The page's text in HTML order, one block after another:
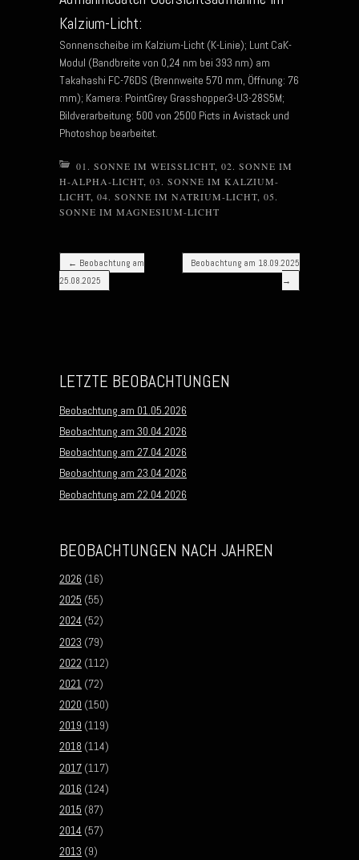
Kalzium-Licht:
Sonnenscheibe im Kalzium-Licht (K-Linie); Lunt CaK-
Modul (Bandbreite von 0,24 nm bei 393 nm) am
Takahashi FC-76DS (Brennweite 570 mm, Öffnung: 76
mm); Kamera: PointGrey Grasshopper3-U3-28S5M;
Bildverarbeitung: 500 von 2500 Picts in Avistack und
Photoshop bearbeitet.
01. SONNE IM WEISSLICHT 02. SONNE IM
H-ALPHA-LICHT 03. SONNE IM KALZIUM-
LICHT 04. SONNE IM NATRIUM-LICHT 05.
SONNE IM MAGNESIUM-LICHT
Post navigation
← Beobachtung am
25.08.2025
Beobachtung am 18.09.2025
→
LETZTE BEOBACHTUNGEN
Beobachtung am 01.05.2026
Beobachtung am 30.04.2026
Beobachtung am 27.04.2026
Beobachtung am 23.04.2026
Beobachtung am 22.04.2026
BEOBACHTUNGEN NACH JAHREN
2026 (16)
2025 (55)
2024 (52)
2023 (79)
2022 (112)
2021 (72)
2020 (150)
2019 (119)
2018 (114)
2017 (117)
2016 (124)
2015 (87)
2014 (57)
2013 (9)